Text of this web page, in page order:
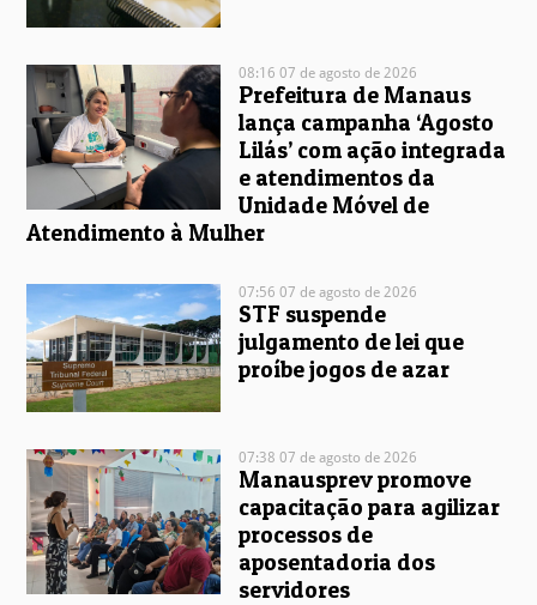
08:16 07 de agosto de 2026
Prefeitura de Manaus
lança campanha ‘Agosto
Lilás’ com ação integrada
e atendimentos da
Unidade Móvel de
Atendimento à Mulher
07:56 07 de agosto de 2026
STF suspende
julgamento de lei que
proíbe jogos de azar
07:38 07 de agosto de 2026
Manausprev promove
capacitação para agilizar
processos de
aposentadoria dos
servidores